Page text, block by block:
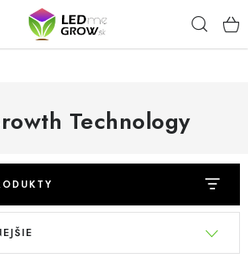
RASTLINYTechnology